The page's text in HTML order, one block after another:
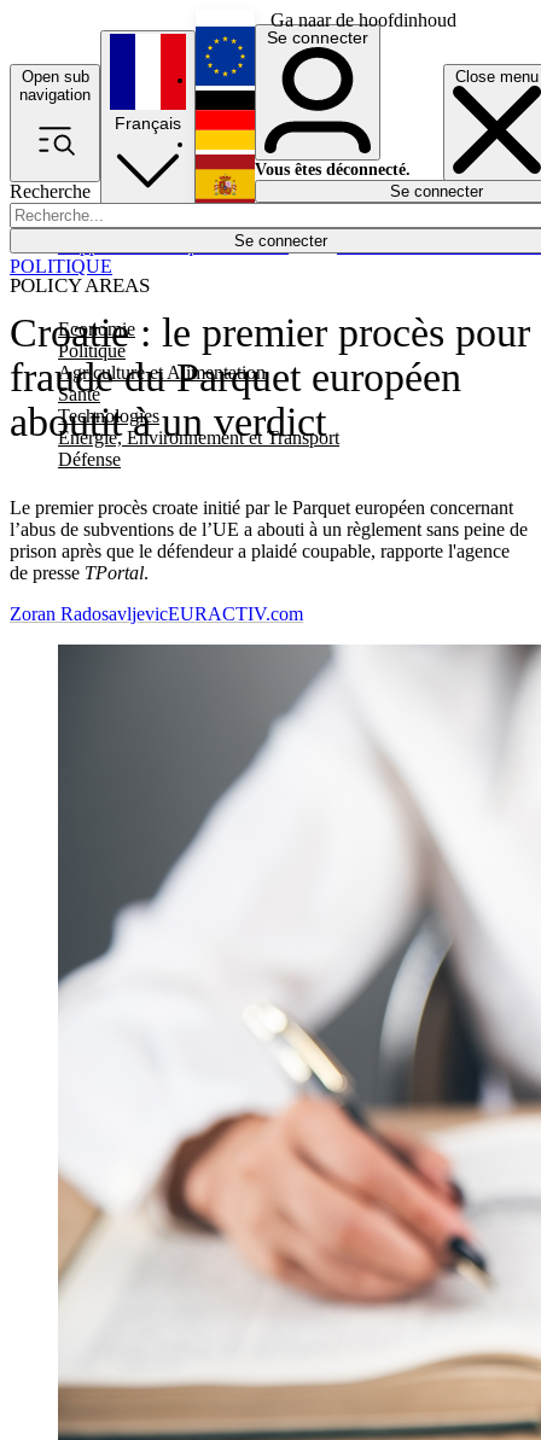
Ga naar de hoofdinhoud
Open sub
navigation
Close menu
Recherche
Se connecter
POLICY AREAS
Economie
Politique
Agriculture et Alimentation
Santé
Technologies
Energie, Environnement et Transport
Défense
Économie
Français
English
Deutsch
Español
Se connecter
Vous êtes déconnecté.
Se connecter
Croatie : le premier procès pour
fraude du Parquet européen
aboutit à un verdict
Le premier procès croate initié par le Parquet européen concernant
l’abus de subventions de l’UE a abouti à un règlement sans peine de
prison après que le défendeur a plaidé coupable, rapporte l'agence
de presse TPortal.
POLITIQUE
Zoran RadosavljevicEURACTIV.com